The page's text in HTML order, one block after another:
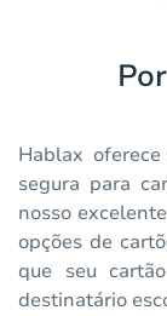
Hablax
segura para
nosso
opções de
que seu
destinatário